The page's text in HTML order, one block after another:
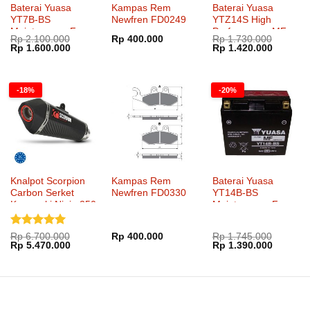
Baterai Yuasa
YT7B-BS
Maintenance Free
Rp2.100.000
Harga
aslinya
Rp 1.600.000Harga
Kampas Rem
Newfren FD0249
Rp 400.000
Baterai Yuasa
YTZ14S High
Performance MF
Rp1.730.000
Harga
aslinya
Rp 1.420.000Harga
-18%
Knalpot Scorpion
Carbon Serket
Kawasaki Ninja 250
SlipOn
Dinilai5
dari 5
Rp6.700.000
Harga
aslinya
Rp 5.470.000Harga
Rp 5.470.000.
Kampas Rem
Newfren FD0330
Rp 400.000
-20%
Baterai Yuasa
YT14B-BS
Maintenance Free
Rp1.745.000
Harga
aslinya
Rp 1.390.000Harga
Rp